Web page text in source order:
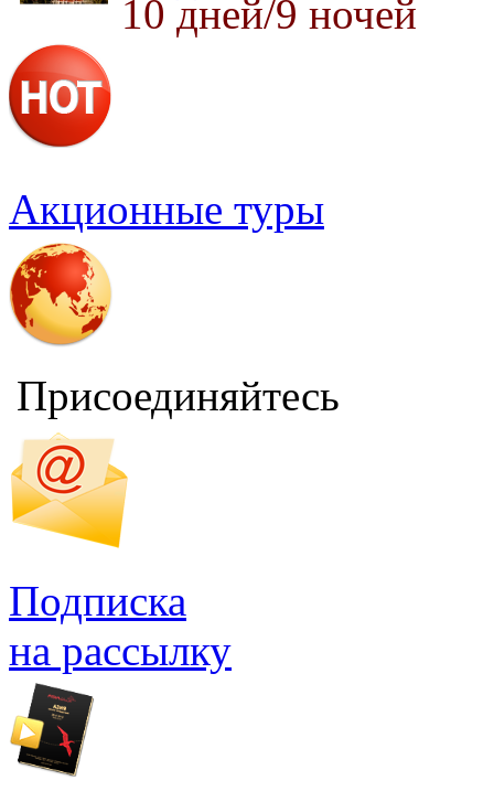
10 дней/9 ночей
Акционные туры
Присоединяйтесь
Подписка
на рассылку